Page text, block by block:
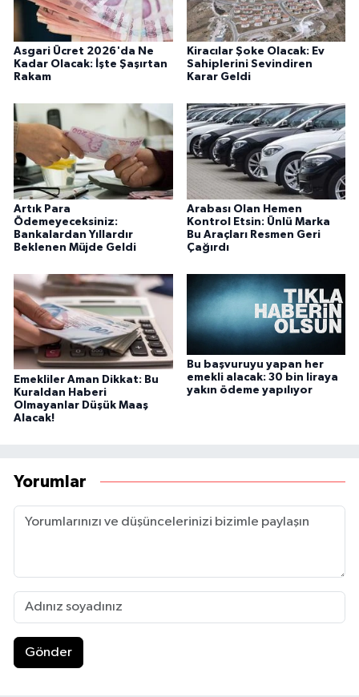
Asgari Ücret 2026'da Ne
Kadar Olacak: İşte Şaşırtan
Rakam
Kiracılar Şoke Olacak: Ev
Sahiplerini Sevindiren
Karar Geldi
Artık Para
Ödemeyeceksiniz:
Bankalardan Yıllardır
Beklenen Müjde Geldi
Arabası Olan Hemen
Kontrol Etsin: Ünlü Marka
Bu Araçları Resmen Geri
Çağırdı
Emekliler Aman Dikkat: Bu
Kuraldan Haberi
Olmayanlar Düşük Maaş
Alacak!
Bu başvuruyu yapan her
emekli alacak: 30 bin liraya
yakın ödeme yapılıyor
Yorumlar
Gönder